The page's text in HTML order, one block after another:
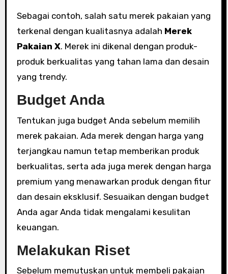
Sebagai contoh, salah satu merek pakaian yang
terkenal dengan kualitasnya adalah Merek
Pakaian X. Merek ini dikenal dengan produk-
produk berkualitas yang tahan lama dan desain
yang trendy.
Budget Anda
Tentukan juga budget Anda sebelum memilih
merek pakaian. Ada merek dengan harga yang
terjangkau namun tetap memberikan produk
berkualitas, serta ada juga merek dengan harga
premium yang menawarkan produk dengan fitur
dan desain eksklusif. Sesuaikan dengan budget
Anda agar Anda tidak mengalami kesulitan
keuangan.
Melakukan Riset
Sebelum memutuskan untuk membeli pakaian